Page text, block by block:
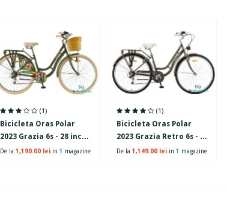
(1)
Bicicleta Oras Polar
2023 Grazia 6s - 28 inch,
L, Verde
De la 1,190.00 lei in 1 magazine
(1)
Bicicleta Oras Polar
2023 Grazia Retro 6s - 28
inch, M, Maro
De la 1,149.00 lei in 1 magazine